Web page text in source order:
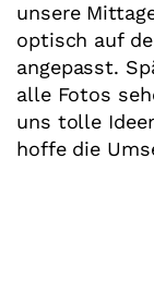
unsere
optisch auf
angepasst.
alle Fotos
uns tolle
hoffe die